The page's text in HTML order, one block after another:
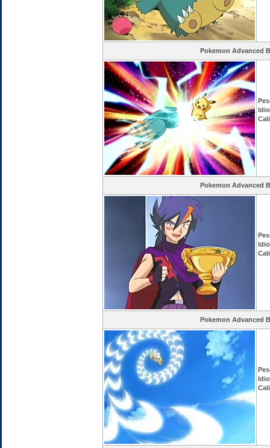
Pokemon Advanced
Pokemon Advanced
Pokemon Advanced